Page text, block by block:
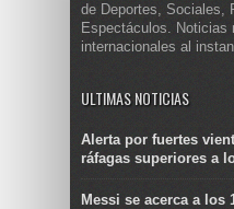
de Deportes, Sociales,
Espectáculos. Noticias
internacionales al
ULTIMAS NOTICIAS
Alerta por fuertes
ráfagas superiores a
Messi se acerca a los